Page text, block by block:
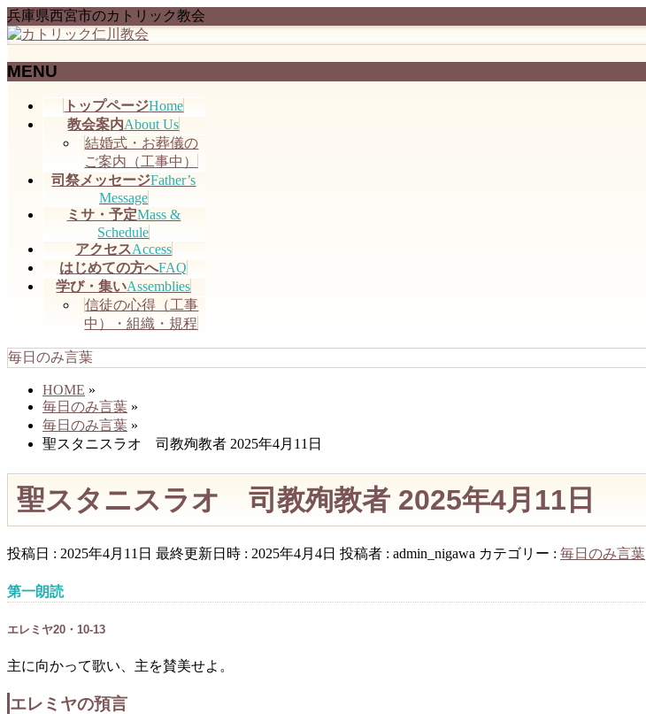
兵庫県西宮市のカトリック教会
MENU
トップページHome
教会案内About Us
結婚式・お葬儀の
ご案内（工事中）
司祭メッセージFather’s
Message
ミサ・予定Mass &
Schedule
アクセスAccess
はじめての方へFAQ
学び・集いAssemblies
信徒の心得（工事
中）・組織・規程
毎日のみ言葉
HOME »
毎日のみ言葉 »
毎日のみ言葉 »
聖スタニスラオ 司教殉教者 2025年4月11日
聖スタニスラオ 司教殉教者 2025年4月11日
投稿日 : 2025年4月11日 最終更新日時 : 2025年4月4日 投稿者 : admin_nigawa カテゴリー : 毎日のみ言葉
第一朗読
エレミヤ20・10-13
主に向かって歌い、主を賛美せよ。
エレミヤの預言